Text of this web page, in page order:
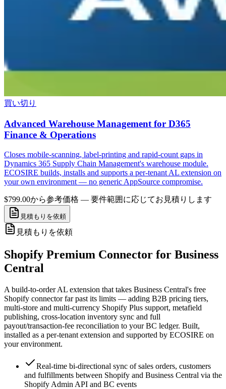
買い切り
Advanced Warehouse Management for D365
Finance & Operations
Closes mobile-scanning, label-printing and rapid-count gaps in
Dynamics 365 Supply Chain Management's warehouse module.
ECOSIRE builds, installs and supports a per-tenant AL extension on
your own environment — no generic AppSource compromise.
$799.00から参考価格 — 要件範囲に応じてお見積りします
見積もりを依頼
見積もりを依頼
Shopify Premium Connector for Business
Central
A build-to-order AL extension that takes Business Central's free
Shopify connector far past its limits — adding B2B pricing tiers,
multi-store and multi-currency Shopify Plus support, metafield
publishing, cross-location inventory sync and full
payout/transaction-fee reconciliation to your BC ledger. Built,
installed as a per-tenant extension and supported by ECOSIRE on
your environment.
Real-time bi-directional sync of sales orders, customers
and fulfillments between Shopify and Business Central via the
Shopify Admin API and BC events